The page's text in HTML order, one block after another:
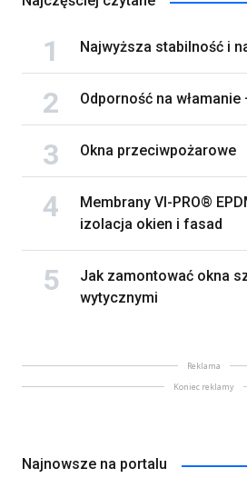
Najwyższa stabilność i
Odporność na włamanie
Okna przeciwpożarowe
Membrany VI-PRO®
izolacja okien i fasad
Jak zamontować okna
wytycznymi
Reklama
Koniec reklamy
Najnowsze na portalu